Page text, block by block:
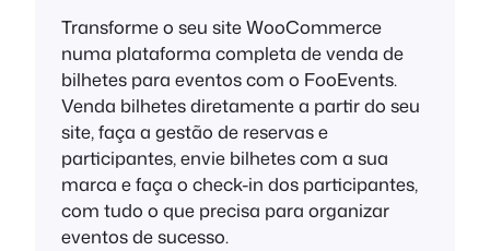
Transforme o seu site WooCommerce
numa plataforma completa de venda de
bilhetes para eventos com o FooEvents.
Venda bilhetes diretamente a partir do seu
site, faça a gestão de reservas e
participantes, envie bilhetes com a sua
marca e faça o check-in dos participantes,
com tudo o que precisa para organizar
eventos de sucesso.